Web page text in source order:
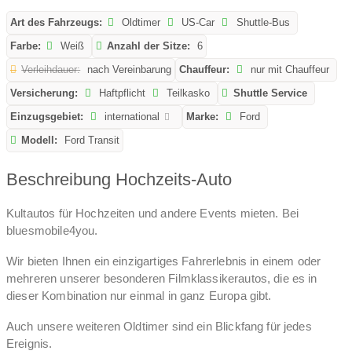
Art des Fahrzeugs: Oldtimer US-Car
Shuttle-Bus
Farbe:
Weiß Anzahl der Sitze:
6
Verleihdauer:
nach Vereinbarung Chauffeur:
nur mit Chauffeur
Versicherung:
Haftpflicht Teilkasko
Shuttle Service
Einzugsgebiet:
international Marke:
Ford
Modell:
Ford Transit
Beschreibung Hochzeits-Auto
Kultautos für Hochzeiten und andere Events mieten. Bei
bluesmobile4you.
Wir bieten Ihnen ein einzigartiges Fahrerlebnis in einem oder
mehreren unserer besonderen Filmklassikerautos, die es in
dieser Kombination nur einmal in ganz Europa gibt.
Auch unsere weiteren Oldtimer sind ein Blickfang für jedes
Ereignis.